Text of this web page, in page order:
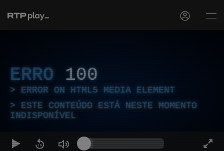
ERRO 100
ERROR ON HTML5 MEDIA ELEMENT
ESTE CONTEÚDO ESTÁ NESTE MOMENTO
INDISPONÍVEL